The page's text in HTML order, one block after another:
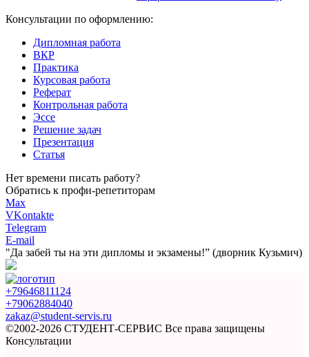
Консультации по оформлению:
Дипломная работа
ВКР
Практика
Курсовая работа
Реферат
Контрольная работа
Эссе
Решение задач
Презентация
Статья
Нет времени писать работу?
Обратись к профи-репетиторам
Max
VKontakte
Telegram
E-mail
"Да забей ты на эти дипломы и экзамены!” (дворник Кузьмич)
+79646811124
+79062884040
zakaz@student-servis.ru
©2002-2026 СТУДЕНТ-СЕРВИС Все права защищены
Консультации